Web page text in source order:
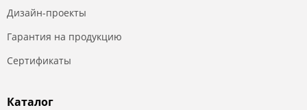
Дизайн-проекты
Гарантия на продукцию
Сертификаты
Каталог